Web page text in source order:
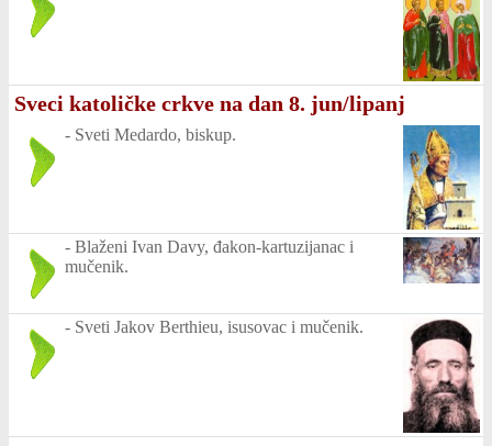
Sveci katoličke crkve na dan 8. jun/lipanj
- Sveti Medardo, biskup.
- Blaženi Ivan Davy, đakon-kartuzijanac i
mučenik.
- Sveti Jakov Berthieu, isusovac i mučenik.